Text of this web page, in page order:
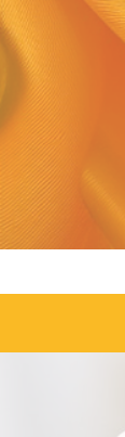
Zum